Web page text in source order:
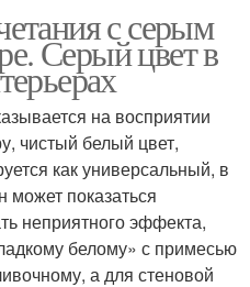
с серым
Серый цвет в
на восприятии
чистый белый цвет,
как универсальный, в
может показаться
неприятного эффекта,
белому» с примесью
а для стеновой